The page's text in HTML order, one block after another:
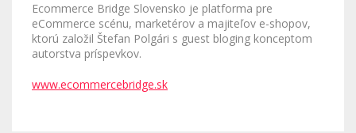
Ecommerce Bridge Slovensko je platforma pre
eCommerce scénu, marketérov a majiteľov e-shopov,
ktorú založil Štefan Polgári s guest bloging konceptom
autorstva príspevkov.
www.ecommercebridge.sk